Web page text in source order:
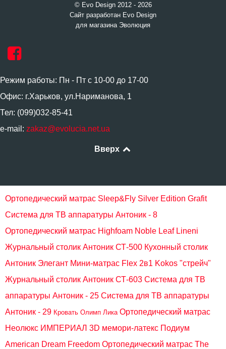
© Evo Design 2012 - 2026
Сайт разработан Evo Design
для магазина Эволюция
Режим работы: Пн - Пт с 10-00 до 17-00
Офис: г.Харьков, ул.Нариманова, 1
Тел: (099)032-85-41
e-mail: zakaz@evolucia.net.ua
Вверх
Ортопедический матрас Sleep&Fly Silver Edition Grafit
Система для ТВ аппаратуры Антоник - 8
Ортопедический матрас Highfoam Noble Leaf Lineni
Журнальный столик Антоник СТ-500 Кухонный столик
Антоник Элегант Мини-матрас Flex 2в1 Kokos "стрейч"
Журнальный столик Антоник СТ-603 Система для ТВ
аппаратуры Антоник - 25 Система для ТВ аппаратуры
Антоник - 29 Кровать Олимп Лика Ортопедический матрас
Неолюкс ИМПЕРИАЛ 3D мемори-латекс Подиум
American Dream Freedom Ортопедический матрас The